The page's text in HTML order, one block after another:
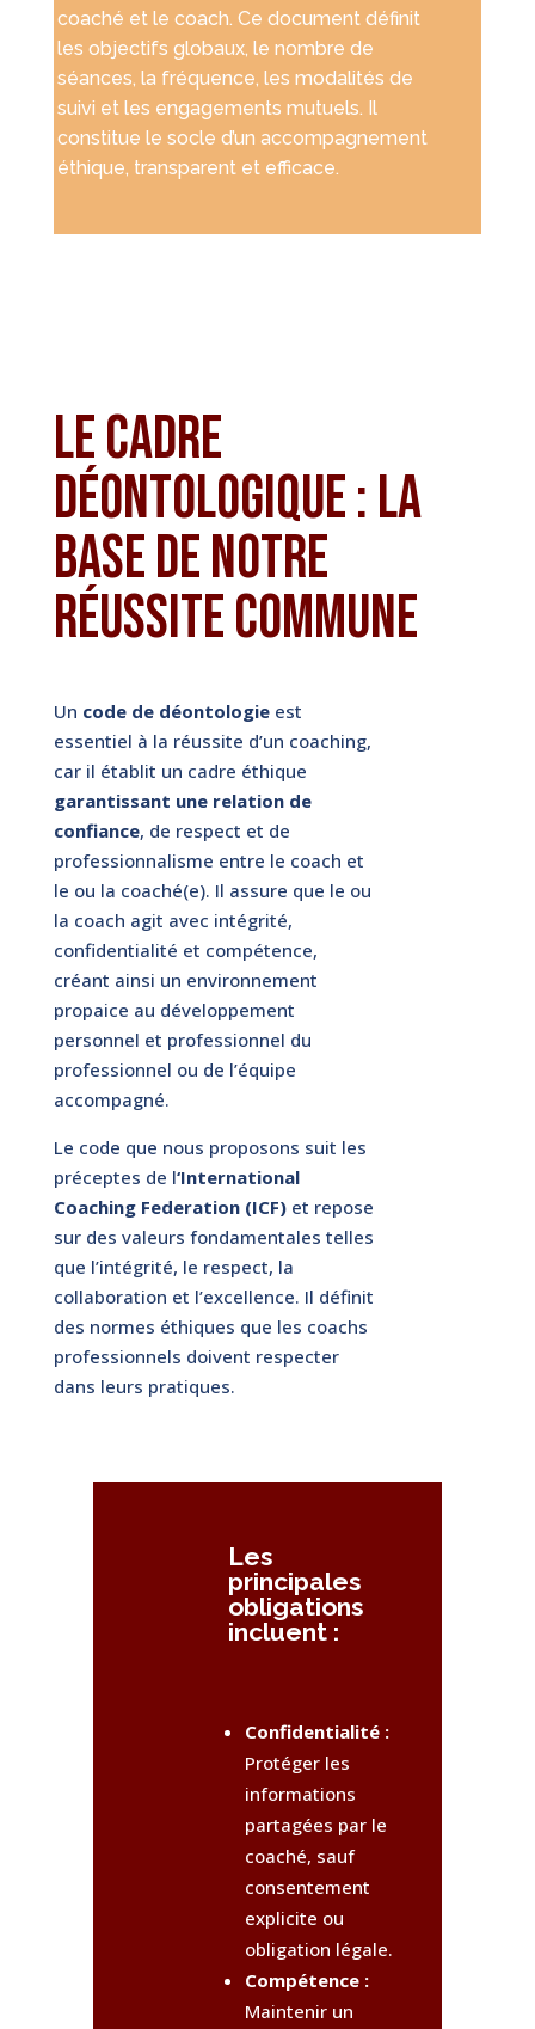
coaché et le coach. Ce document définit
les objectifs globaux, le nombre de
séances, la fréquence, les modalités de
suivi et les engagements mutuels. Il
constitue le socle d’un accompagnement
éthique, transparent et efficace.
Le cadre
déontologique : la
base de notre
réussite commune
Un code de déontologieest
essentiel à la réussite d’un coaching,
car il établit un cadre éthique
garantissant une relation de
confiance, de respect et de
professionnalisme entre le coach et
le ou la coaché(e). Il assure que le ou
la coach agit avec intégrité,
confidentialité et compétence,
créant ainsi un environnement
propaice au développement
personnel et professionnel du
professionnel ou de l’équipe
accompagné.
Le code que nous proposons suit les
préceptes de l‘International
Coaching Federation (ICF)et repose
sur des valeurs fondamentales telles
que l’intégrité, le respect, la
collaboration et l’excellence. Il définit
des normes éthiques que les coachs
professionnels doivent respecter
dans leurs pratiques.
Les
principales
obligations
incluent :
Confidentialité :
Protéger les
informations
partagées par le
coaché, sauf
consentement
explicite ou
obligation légale.
Compétence :
Maintenir un